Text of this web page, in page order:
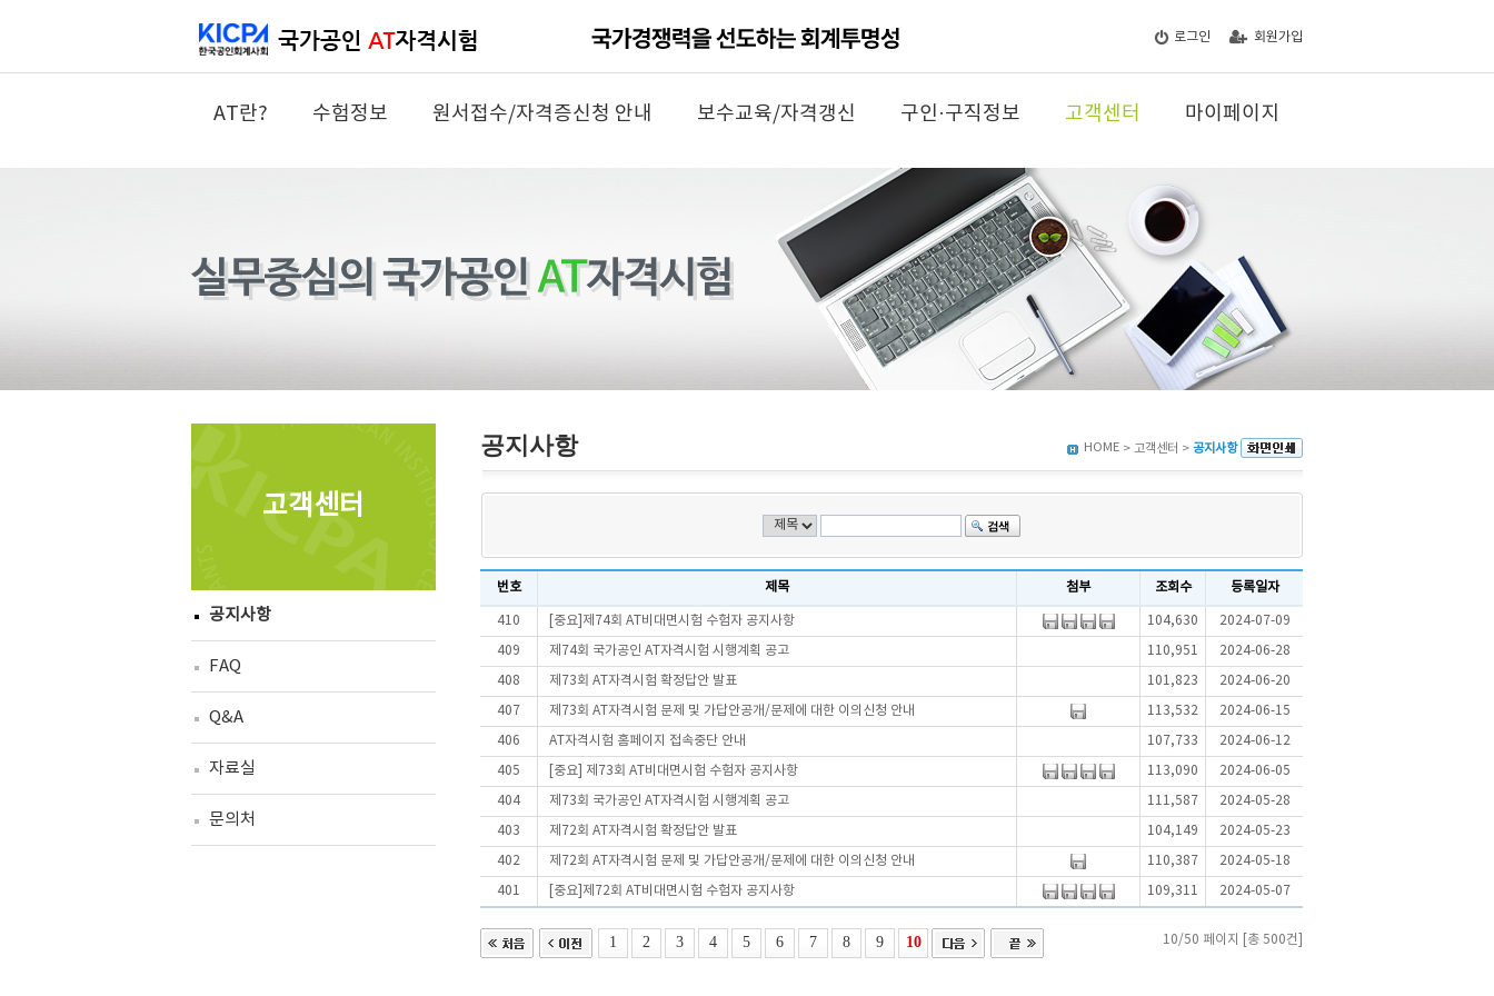
로그인 회원가입
AT란? 수험정보 원서접수/자격증신청 안내 보수교육/자격갱신 구인·구직정보 고객센터 마이페이지
고객센터
공지사항
FAQ
Q&A
자료실
문의처
공지사항 HOME > 고객센터 > 공지사항
번호 제목 첨부 조회수 등록일자
410 [중요]제74회 AT비대면시험 수험자 공지사항 104,630 2024-07-09
409 제74회 국가공인 AT자격시험 시행계획 공고 110,951 2024-06-28
408 제73회 AT자격시험 확정답안 발표 101,823 2024-06-20
407 제73회 AT자격시험 문제 및 가답안공개/문제에 대한 이의신청 안내 113,532 2024-06-15
406 AT자격시험 홈페이지 접속중단 안내 107,733 2024-06-12
405 [중요] 제73회 AT비대면시험 수험자 공지사항 113,090 2024-06-05
404 제73회 국가공인 AT자격시험 시행계획 공고 111,587 2024-05-28
403 제72회 AT자격시험 확정답안 발표 104,149 2024-05-23
402 제72회 AT자격시험 문제 및 가답안공개/문제에 대한 이의신청 안내 110,387 2024-05-18
401 [중요]제72회 AT비대면시험 수험자 공지사항 109,311 2024-05-07
1 2 3 4 5 6 7 8 9 10 10/50 페이지 [총 500건]